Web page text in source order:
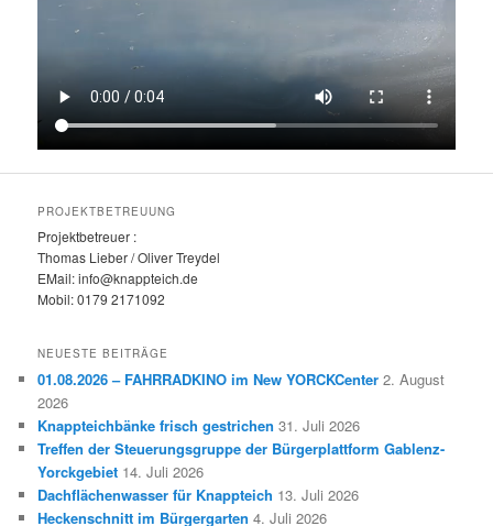
PROJEKTBETREUUNG
Projektbetreuer :
Thomas Lieber / Oliver Treydel
EMail: info@knappteich.de
Mobil: 0179 2171092
NEUESTE BEITRÄGE
01.08.2026 – FAHRRADKINO im New YORCKCenter 2. August
2026
Knappteichbänke frisch gestrichen 31. Juli 2026
Treffen der Steuerungsgruppe der Bürgerplattform Gablenz-
Yorckgebiet 14. Juli 2026
Dachflächenwasser für Knappteich 13. Juli 2026
Heckenschnitt im Bürgergarten 4. Juli 2026